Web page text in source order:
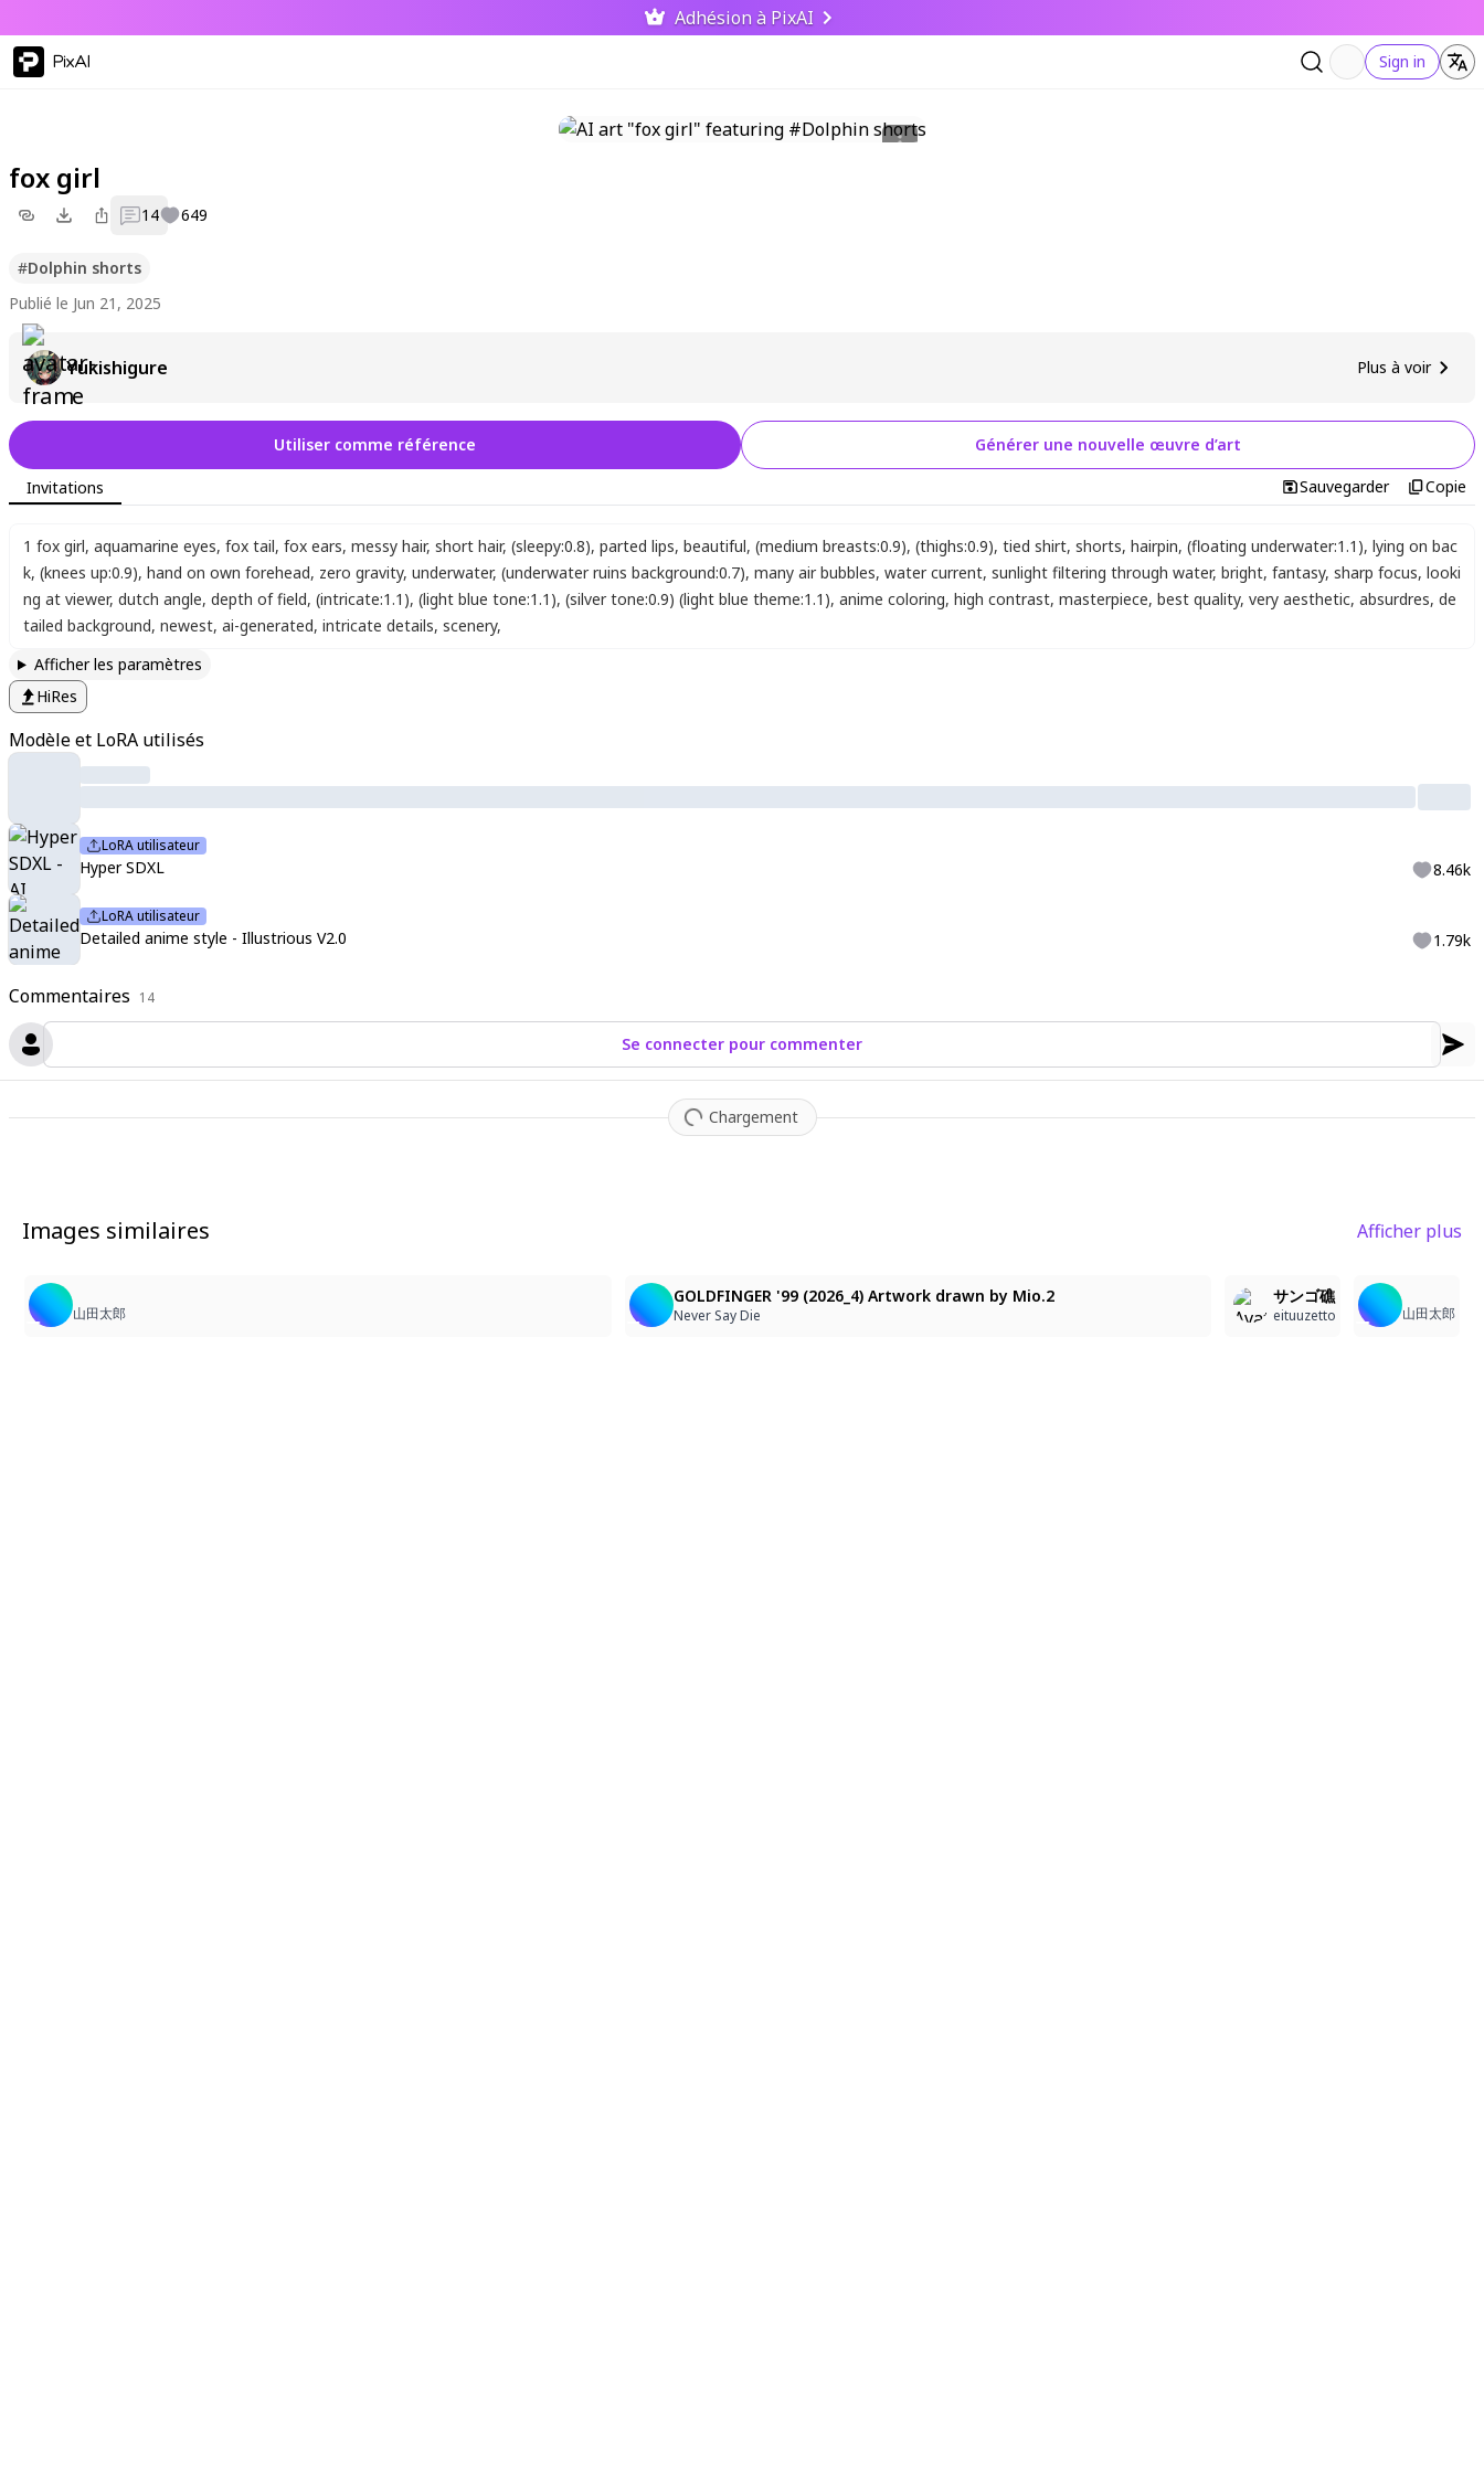
Adhésion à PixAI
PixAI Sign in
fox girl
14 649
#Dolphin shorts
Publié le Jun 21, 2025
Yukishigure Plus à voir
Commentaires 14
Se connecter pour commenter
Chargement
Utiliser comme référence Générer une nouvelle œuvre d’art
Invitations Sauvegarder Copie
1 fox girl, aquamarine eyes, fox tail, fox ears, messy hair, short hair, (sleepy:0.8), parted lips, beautiful, (medium breasts:0.9), (thighs:0.9), tied shirt, shorts, hairpin, (floating underwater:1.1), lying on bac
k, (knees up:0.9), hand on own forehead, zero gravity, underwater, (underwater ruins background:0.7), many air bubbles, water current, sunlight filtering through water, bright, fantasy, sharp focus, looki
ng at viewer, dutch angle, depth of field, (intricate:1.1), (light blue tone:1.1), (silver tone:0.9) (light blue theme:1.1), anime coloring, high contrast, masterpiece, best quality, very aesthetic, absurdres, de
tailed background, newest, ai-generated, intricate details, scenery,
Afficher les paramètres
HiRes
Modèle et LoRA utilisés
LoRA utilisateur
Hyper SDXL 8.46k
LoRA utilisateur
Detailed anime style - Illustrious V2.0 1.79k
Images similaires Afficher plus
山田太郎
GOLDFINGER '99 (2026_4) Artwork drawn by Mio.2
Never Say Die
サンゴ礁
eituuzetto 山田太郎